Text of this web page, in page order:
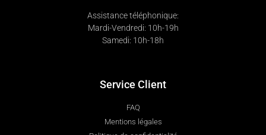
Assistance téléphonique:
Mardi-Vendredi: 10h-19h
Samedi: 10h-18h
Service Client
FAQ
Mentions légales